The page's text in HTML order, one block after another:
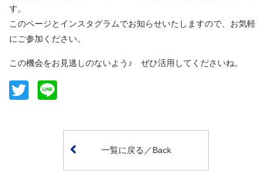
す。
このページとインスタグラムでお知らせいたしますので、お気軽
にご参加ください。
この機会をお見逃しのないよう♪ ぜひ活用してくださいね。
Twitter
一覧に戻る／Back